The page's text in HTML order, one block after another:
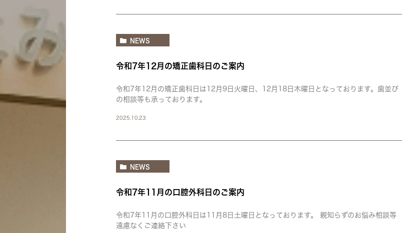
NEWS
令和7年12月の矯正歯科日のご案内
令和7年12月の矯正歯科日は12月9日火曜日、12月18日木曜日となっております。歯並び
の相談等も承っております。
2025.10.23
NEWS
令和7年11月の口腔外科日のご案内
令和7年11月の口腔外科日は11月8日土曜日となっております。 親知らずのお悩み相談等
遠慮なくご連絡下さい